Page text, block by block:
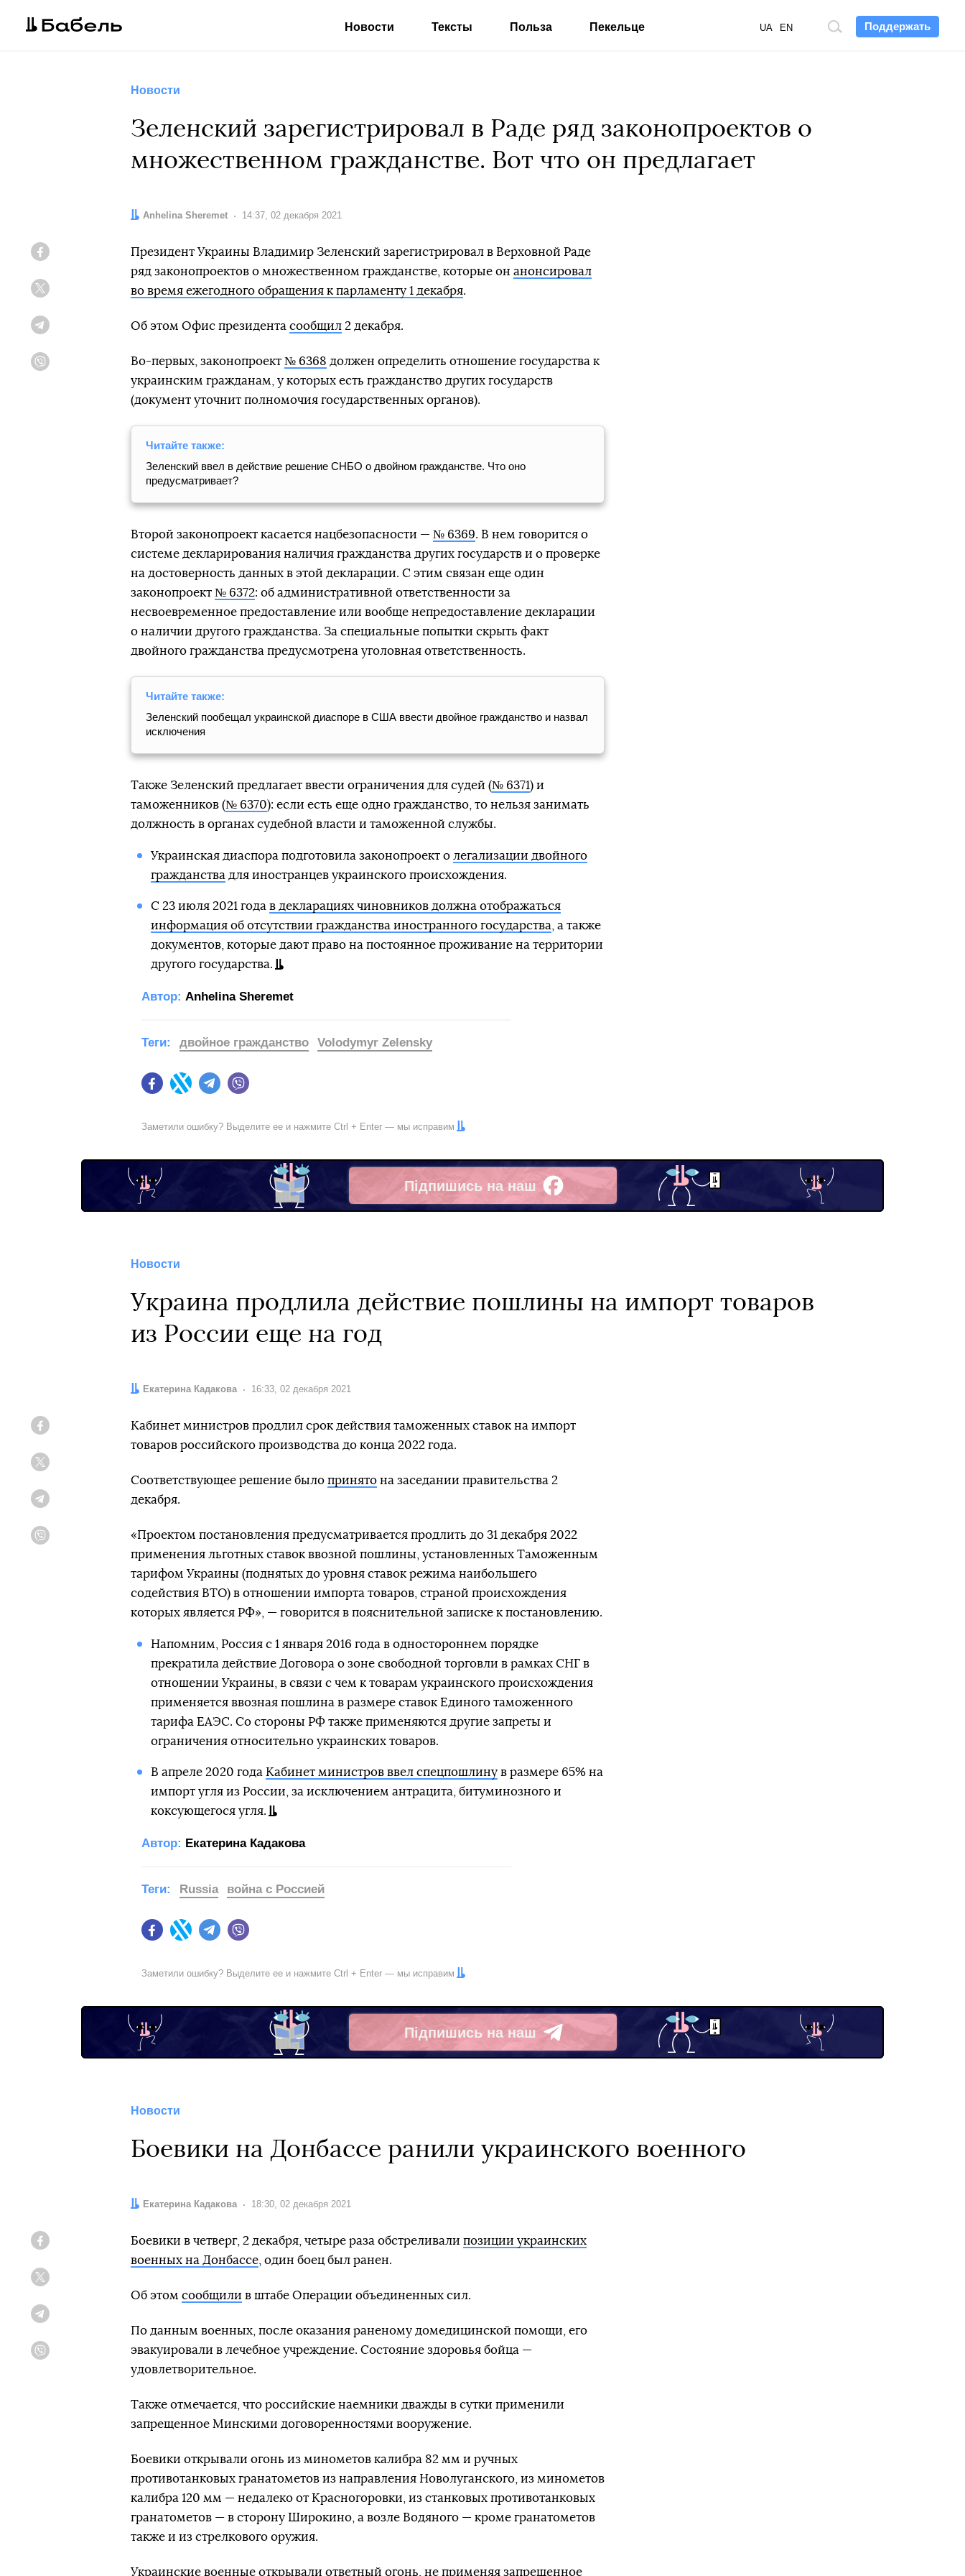
Поддержать
Поиск
UA EN
Новости Тексты Польза Пекельце
Новости
Зеленский зарегистрировал в Раде ряд законопроектов о
множественном гражданстве. Вот что он предлагает
Автор:
Anhelina Sheremet Дата:
14:37, 02 декабря 2021
Президент Украины Владимир Зеленский зарегистрировал в Верховной Раде
ряд законопроектов о множественном гражданстве, которые он анонсировал
во время ежегодного обращения к парламенту 1 декабря.
Об этом Офис президента сообщил 2 декабря.
Во-первых, законопроект № 6368 должен определить отношение государства к
украинским гражданам, у которых есть гражданство других государств
(документ уточнит полномочия государственных органов).
Читайте также:
Зеленский ввел в действие решение СНБО о двойном гражданстве. Что оно
предусматривает?
Второй законопроект касается нацбезопасности — № 6369. В нем говорится о
системе декларирования наличия гражданства других государств и о проверке
на достоверность данных в этой декларации. С этим связан еще один
законопроект № 6372: об административной ответственности за
несвоевременное предоставление или вообще непредоставление декларации
о наличии другого гражданства. За специальные попытки скрыть факт
двойного гражданства предусмотрена уголовная ответственность.
Читайте также:
Зеленский пообещал украинской диаспоре в США ввести двойное гражданство и назвал
исключения
Также Зеленский предлагает ввести ограничения для судей (№ 6371) и
таможенников (№ 6370): если есть еще одно гражданство, то нельзя занимать
должность в органах судебной власти и таможенной службы.
Украинская диаспора подготовила законопроект о легализации двойного
гражданства для иностранцев украинского происхождения.
С 23 июля 2021 года в декларациях чиновников должна отображаться
информация об отсутствии гражданства иностранного государства , а также
документов, которые дают право на постоянное проживание на территории
другого государства.
Автор: Anhelina Sheremet
FacebookTwitter Telegram
Теги: двойное гражданство Volodymyr Zelensky
Заметили ошибку? Выделите ее и нажмите Ctrl + Enter — мы исправим
Підпишись на наш
Facebook
Новости
Украина продлила действие пошлины на импорт товаров
из России еще на год
Автор:
Екатерина Кадакова Дата:
16:33, 02 декабря 2021
Кабинет министров продлил срок действия таможенных ставок на импорт
товаров российского производства до конца 2022 года.
Соответствующее решение было принято на заседании правительства 2
декабря.
«Проектом постановления предусматривается продлить до 31 декабря 2022
применения льготных ставок ввозной пошлины, установленных Таможенным
тарифом Украины (поднятых до уровня ставок режима наибольшего
содействия ВТО) в отношении импорта товаров, страной происхождения
которых является РФ», — говорится в пояснительной записке к постановлению.
Напомним, Россия с 1 января 2016 года в одностороннем порядке
прекратила действие Договора о зоне свободной торговли в рамках СНГ в
отношении Украины, в связи с чем к товарам украинского происхождения
применяется ввозная пошлина в размере ставок Единого таможенного
тарифа ЕАЭС. Со стороны РФ также применяются другие запреты и
ограничения относительно украинских товаров.
В апреле 2020 года Кабинет министров ввел спецпошлинув размере 65% на
импорт угля из России, за исключением антрацита, битуминозного и
коксующегося угля.
Автор: Екатерина Кадакова
FacebookTwitter Telegram
Теги: Russia война с Россией
Заметили ошибку? Выделите ее и нажмите Ctrl + Enter — мы исправим
Підпишись на наш
Telegram
Новости
Боевики на Донбассе ранили украинского военного
Автор:
Екатерина Кадакова Дата:
18:30, 02 декабря 2021
Боевики в четверг, 2 декабря, четыре раза обстреливали позиции украинских
военных на Донбассе , один боец был ранен.
Об этом сообщили в штабе Операции объединенных сил.
По данным военных, после оказания раненому домедицинской помощи, его
эвакуировали в лечебное учреждение. Состояние здоровья бойца —
удовлетворительное.
Также отмечается, что российские наемники дважды в сутки применили
запрещенное Минскими договоренностями вооружение.
Боевики открывали огонь из минометов калибра 82 мм и ручных
противотанковых гранатометов из направления Новолуганского, из минометов
калибра 120 мм — недалеко от Красногоровки, из станковых противотанковых
гранатометов — в сторону Широкино, а возле Водяного — кроме гранатометов
также и из стрелкового оружия.
Украинские военные открывали ответный огонь, не применяя запрещенное